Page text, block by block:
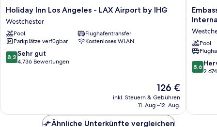
Holiday
Inn
Los
Angeles
-
LAX
Airport
Holiday Inn Los Angeles - LAX Airport by IHG
Westchester
Pool
Flughafentransfer
Parkplätze verfügbar
Kostenloses WLAN
8.2
von
8,2 Sehr gut
4.736 Bewertungen
Der
Preis
beträgt
126 €
inkl. Steuern & Gebühren
11. Aug.–12. Aug.
Suites
Hilton
Los
Angeles
Airport
Pool
8.6
von
8,6
Ähnliche Unterkünfte vergleichen